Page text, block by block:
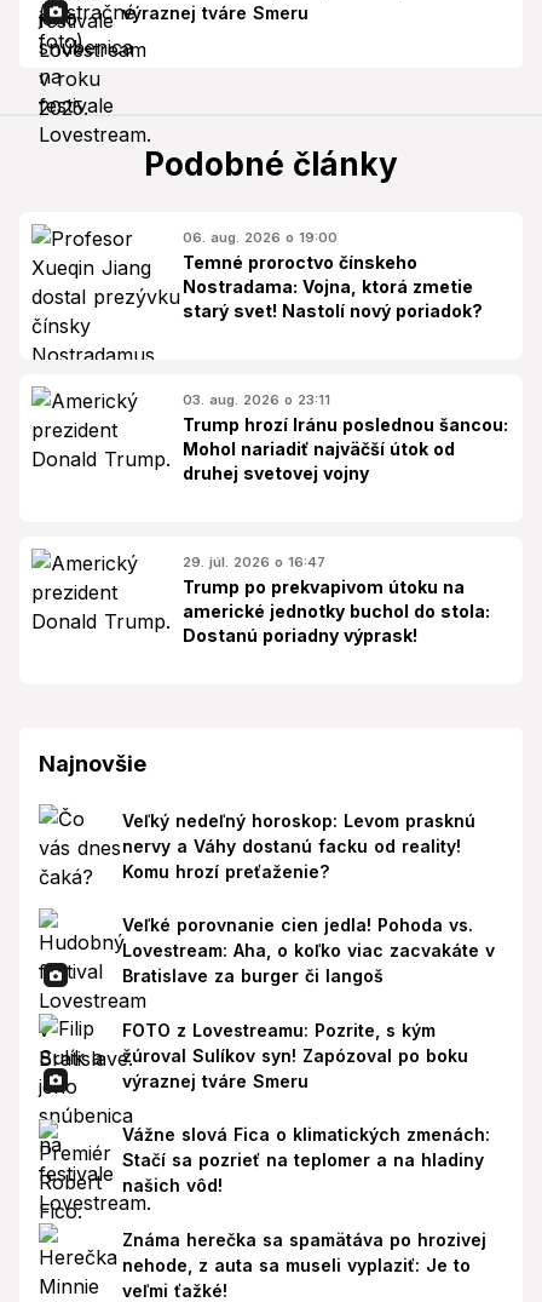
výraznej tváre Smeru
Podobné články
06. aug. 2026 o 19:00
Temné proroctvo čínskeho
Nostradama: Vojna, ktorá zmetie
starý svet! Nastolí nový poriadok?
03. aug. 2026 o 23:11
Trump hrozí Iránu poslednou šancou:
Mohol nariadiť najväčší útok od
druhej svetovej vojny
29. júl. 2026 o 16:47
Trump po prekvapivom útoku na
americké jednotky buchol do stola:
Dostanú poriadny výprask!
Najnovšie
Veľký nedeľný horoskop: Levom prasknú
nervy a Váhy dostanú facku od reality!
Komu hrozí preťaženie?
Veľké porovnanie cien jedla! Pohoda vs.
Lovestream: Aha, o koľko viac zacvakáte v
Bratislave za burger či langoš
FOTO z Lovestreamu: Pozrite, s kým
žúroval Sulíkov syn! Zapózoval po boku
výraznej tváre Smeru
Vážne slová Fica o klimatických zmenách:
Stačí sa pozrieť na teplomer a na hladiny
našich vôd!
Známa herečka sa spamätáva po hrozivej
nehode, z auta sa museli vyplaziť: Je to
veľmi ťažké!